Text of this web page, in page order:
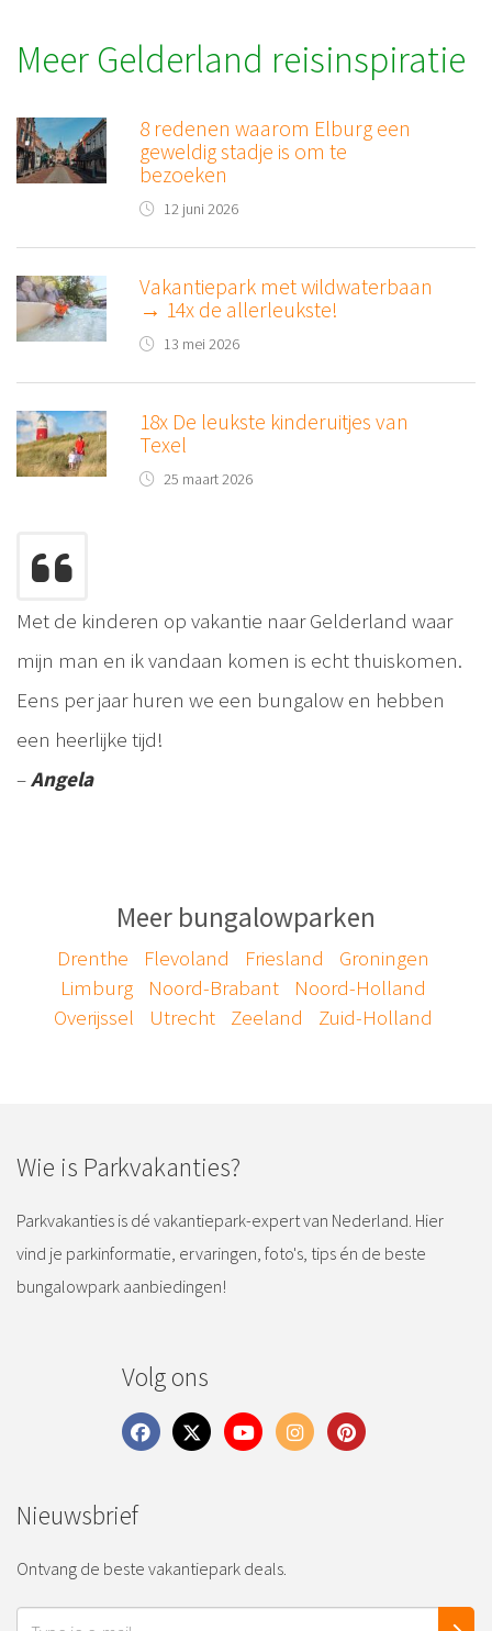
Meer Gelderland reisinspiratie
8 redenen waarom Elburg een
geweldig stadje is om te
bezoeken
12 juni 2026
Vakantiepark met wildwaterbaan
→ 14x de allerleukste!
13 mei 2026
18x De leukste kinderuitjes van
Texel
25 maart 2026
Met de kinderen op vakantie naar Gelderland waar
mijn man en ik vandaan komen is echt thuiskomen.
Eens per jaar huren we een bungalow en hebben
een heerlijke tijd!
–Angela
Meer bungalowparken
Drenthe Flevoland Friesland
Groningen
Limburg
Noord-Brabant
Noord-Holland
Overijssel
Utrecht Zeeland Zuid-Holland
Wie is Parkvakanties?
Parkvakanties is dé vakantiepark-expert van Nederland. Hier
vind je parkinformatie, ervaringen, foto's, tips én de beste
bungalowpark aanbiedingen!
Volg ons
Nieuwsbrief
Ontvang de beste vakantiepark deals.